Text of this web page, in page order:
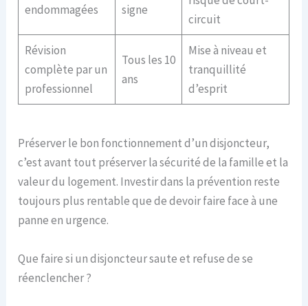
endommagées
signe
circuit
Révision
complète par un
professionnel
Tous les 10
ans
Mise à niveau et
tranquillité
d’esprit
Préserver le bon fonctionnement d’un disjoncteur,
c’est avant tout préserver la sécurité de la famille et la
valeur du logement. Investir dans la prévention reste
toujours plus rentable que de devoir faire face à une
panne en urgence.
Que faire si un disjoncteur saute et refuse de se
réenclencher ?